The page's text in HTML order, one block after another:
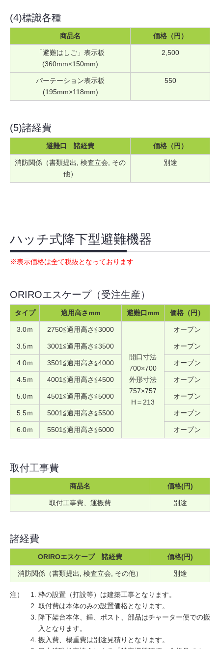
(4)標識各種
商品名 価格（円）
「避難はしご」表示板
(360mm×150mm)
2,500
パーテーション表示板
(195mm×118mm)
550
(5)諸経費
避難口 諸経費 価格（円）
消防関係（書類提出, 検査立会, その
他）
別途
ハッチ式降下型避難機器
※表示価格は全て税抜となっております
ORIROエスケープ（受注生産）
タイプ 適用高さmm 避難口mm 価格（円）
3.0ｍ 2750≦適用高さ≦3000
開口寸法
700×700
外形寸法
757×757
H＝213
オープン
3.5ｍ 3001≦適用高さ≦3500 オープン
4.0ｍ 3501≦適用高さ≦4000 オープン
4.5ｍ 4001≦適用高さ≦4500 オープン
5.0ｍ 4501≦適用高さ≦5000 オープン
5.5ｍ 5001≦適用高さ≦5500 オープン
6.0ｍ 5501≦適用高さ≦6000 オープン
取付工事費
商品名 価格(円)
取付工事費、運搬費 別途
諸経費
ORIROエスケープ 諸経費 価格(円)
消防関係（書類提出, 検査立会, その他） 別途
注）
枠の設置（打設等）は建築工事となります。
取付費は本体のみの設置価格となります。
降下架台本体、錘、ポスト、部品はチャーター便での搬
入となります。
搬入費、楊重費は別途見積りとなります。